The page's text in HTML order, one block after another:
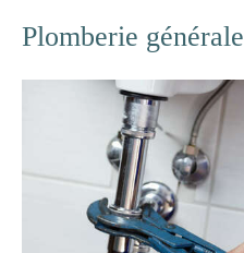
Plomberie générale